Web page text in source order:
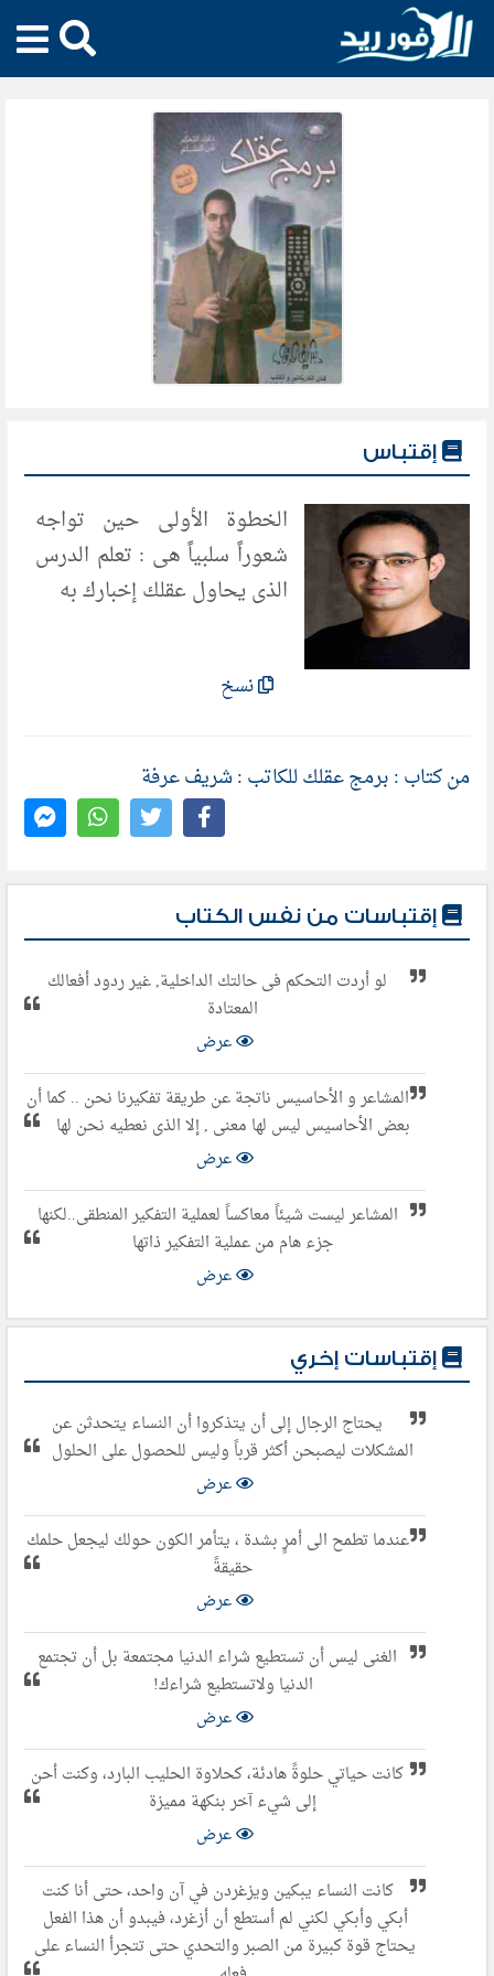
إقتباس
الخطوة الأولى حين تواجه
شعوراً سلبياً هى : تعلم الدرس
الذى يحاول عقلك إخبارك به
نسخ
من كتاب : برمج عقلك للكاتب : شريف عرفة
إقتباسات من نفس الكتاب
لو أردت التحكم فى حالتك الداخلية, غير ردود أفعالك
المعتادة
عرض
المشاعر و الأحاسيس ناتجة عن طريقة تفكيرنا نحن .. كما أن
بعض الأحاسيس ليس لها معنى , إلا الذى نعطيه نحن لها
عرض
المشاعر ليست شيئاً معاكساً لعملية التفكير المنطقى..لكنها
جزء هام من عملية التفكير ذاتها
عرض
إقتباسات إخري
يحتاج الرجال إلى أن يتذكروا أن النساء يتحدثن عن
المشكلات ليصبحن أكثر قرباً وليس للحصول على الحلول
عرض
عندما تطمح الى أمرٍ بشدة ، يتأمر الكون حولك ليجعل حلمك
حقيقةً
عرض
الغنى ليس أن تستطيع شراء الدنيا مجتمعة بل أن تجتمع
الدنيا ولاتستطيع شراءك!
عرض
كانت حياتي حلوةً هادئة، كحلاوة الحليب البارد، وكنت أحن
إلى شيء آخر بنكهة مميزة
عرض
كانت النساء يبكين ويزغردن في آن واحد، حتى أنا كنت
أبكي وأبكي لكني لم أستطع أن أزغرد، فيبدو أن هذا الفعل
يحتاج قوة كبيرة من الصبر والتحدي حتى تتجرأ النساء على